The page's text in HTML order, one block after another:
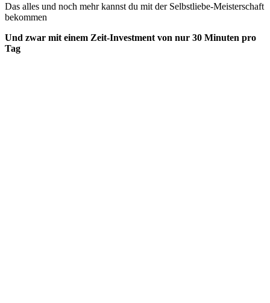
Das alles und noch mehr kannst du mit der Selbstliebe-Meisterschaft
bekommen
Und zwar mit einem Zeit-Investment von nur 30 Minuten pro
Tag